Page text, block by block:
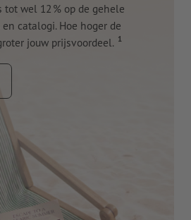
tot wel 12 % op de gehele
catalogi. Hoe hoger de
jouw prijsvoordeel. 1